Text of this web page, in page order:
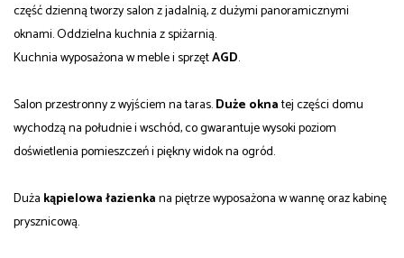
część dzienną tworzy salon z jadalnią, z dużymi panoramicznymi
oknami. Oddzielna kuchnia z spiżarnią.
Kuchnia wyposażona w meble i sprzętAGD.
Salon przestronny z wyjściem na taras.Duże oknatej części domu
wychodzą na południe i wschód, co gwarantuje wysoki poziom
doświetlenia pomieszczeń i piękny widok na ogród.
Duża kąpielowa łazienkana piętrze wyposażona w wannę oraz kabinę
prysznicową.